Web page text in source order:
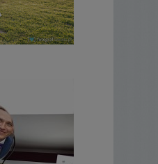
ceremonia
tło by nie
lamp błyskowych
ze
odciążyć
a równocześnie